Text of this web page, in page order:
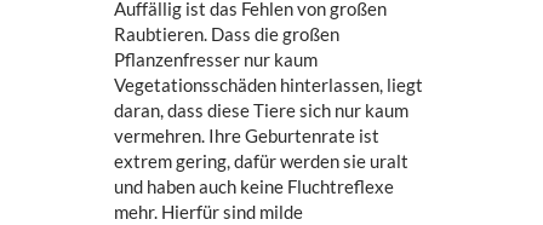
Auffällig ist das Fehlen von großen
Raubtieren. Dass die großen
Pflanzenfresser nur kaum
Vegetationsschäden hinterlassen, liegt
daran, dass diese Tiere sich nur kaum
vermehren. Ihre Geburtenrate ist
extrem gering, dafür werden sie uralt
und haben auch keine Fluchtreflexe
mehr. Hierfür sind milde